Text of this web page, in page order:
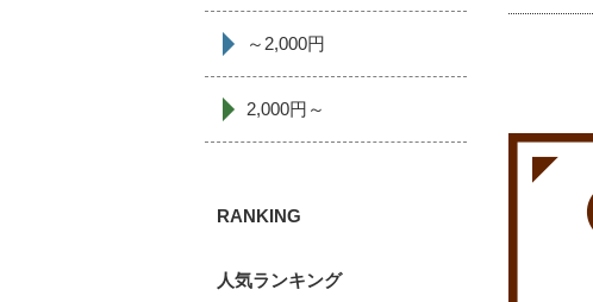
～2,000円
2,000円～
人気ランキング